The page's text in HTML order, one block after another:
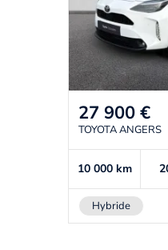
27 900 €
TOYOTA ANGERS
10 000 km
Hybride